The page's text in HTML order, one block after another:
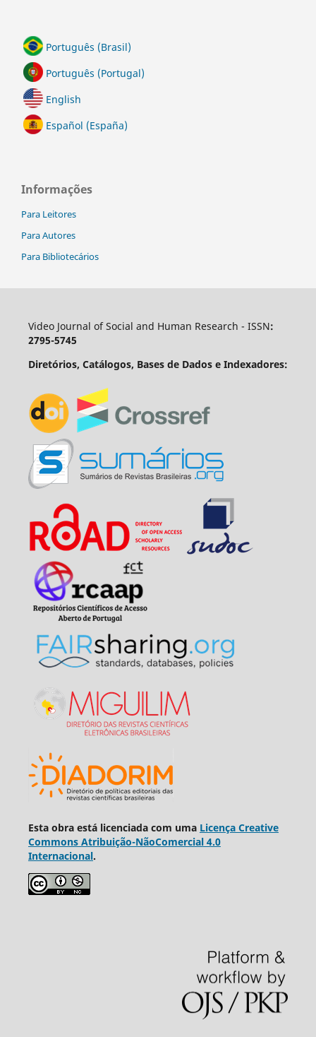
Português (Brasil)
Português (Portugal)
English
Español (España)
Informações
Para Leitores
Para Autores
Para Bibliotecários
Video Journal of Social and Human Research - ISSN:
2795-5745
Diretórios, Catálogos, Bases de Dados e Indexadores:
Esta obra está licenciada com uma Licença Creative
Commons Atribuição-NãoComercial 4.0
Internacional.